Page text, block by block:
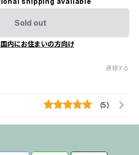
Sold out
内にお住まいの方向け
通報する
(5)